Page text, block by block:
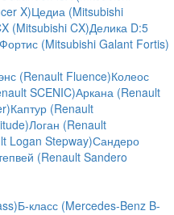
X)Цедиа (Mitsubishi
(Mitsubishi CX)Делика D:5
(Mitsubishi Galant Fortis)
(Renault Fluence)Колеос
SCENIC)Аркана (Renault
Каптур (Renault
Логан (Renault
Logan Stepway)Сандеро
(Renault Sandero
Б-класс (Mercedes-Benz B-